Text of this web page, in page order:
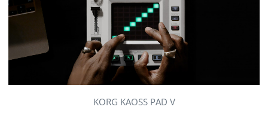
KORG KAOSS PAD V